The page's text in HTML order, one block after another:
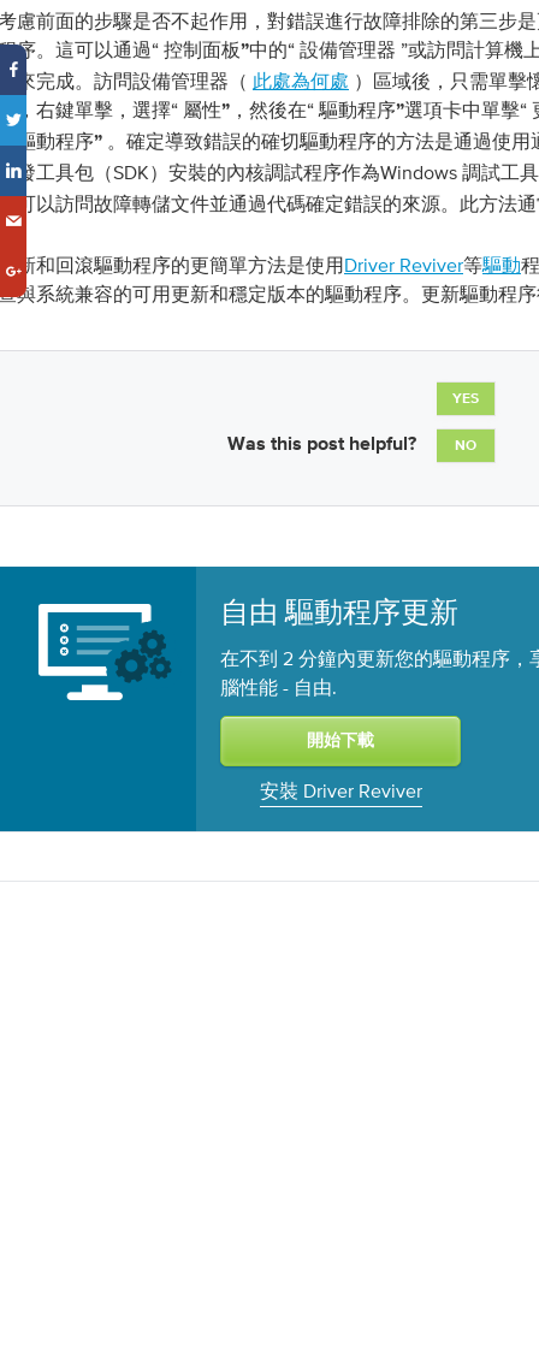
慮前面的步驟是否不起作用，對錯誤進行故障排除的第三步
序。這可以通過“ 控制面板”中的“ 設備管理器 ”或訪問計算機
來完成。訪問設備管理器（ 此處為何處 ）區域後，只需單擊
，右鍵單擊，選擇“ 屬性”， 然後在“ 驅動程序”選項卡中單擊“
驅動程序” 。確定導致錯誤的確切驅動程序的方法是通過使用
發工具包（SDK）安裝的內核調試程序作為Windows 調試工具
可以訪問故障轉儲文件並通過代碼確定錯誤的來源。此方法
新和回滾驅動程序的更簡單方法是使用Driver Reviver等驅動
與系統兼容的可用更新和穩定版本的驅動程序。更新驅動程
Was this post helpful?
YES
NO
自由 驅動程序更新
在不到 2 分鐘內更新您的驅動程序，
腦性能 - 自由.
安裝 Driver Reviver